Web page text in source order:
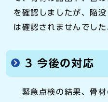
を確認しましたが、陥
は確認されませんでした
3 今後の対応
緊急点検の結果、骨材